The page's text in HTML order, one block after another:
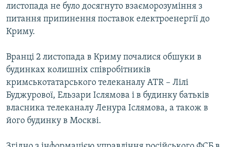
листопада не було досягнуто взаєморозуміння з
питання припинення поставок електроенергії до
Криму.
Вранці 2 листопада в Криму почалися обшуки в
будинках колишніх співробітників
кримськотатарського телеканалу ATR – Лілі
Буджурової, Ельзари Іслямова і в будинку батьків
власника телеканалу Ленура Іслямова, а також в
його будинку в Москві.